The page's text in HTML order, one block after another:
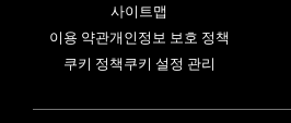
사이트맵
이용 약관개인정보 보호 정책
쿠키 정책쿠키 설정 관리